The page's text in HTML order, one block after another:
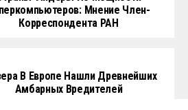
Мнение Член-
Корреспондента РАН
В Европе Нашли Древнейших
Амбарных Вредителей